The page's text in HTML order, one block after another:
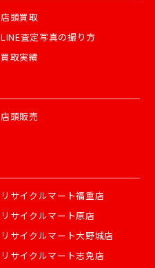
店頭買取
LINE査定写真の撮り方
買取実績
店頭販売
リサイクルマート福重店
リサイクルマート原店
リサイクルマート大野城店
リサイクルマート志免店